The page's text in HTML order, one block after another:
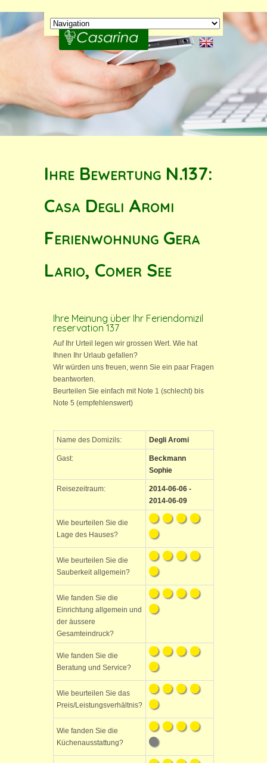
Ihre Bewertung N.137:
Casa Degli Aromi
Ferienwohnung Gera
Lario, Comer See
Ihre Meinung über Ihr Feriendomizil
reservation 137
Auf Ihr Urteil legen wir grossen Wert. Wie hat
Ihnen Ihr Urlaub gefallen?
Wir würden uns freuen, wenn Sie ein paar Fragen
beantworten.
Beurteilen Sie einfach mit Note 1 (schlecht) bis
Note 5 (empfehlenswert)
Name des Domizils: Degli Aromi
Gast:
Beckmann
Sophie
Reisezeitraum:
2014-06-06 -
2014-06-09
Wie beurteilen Sie die
Lage des Hauses?
Wie beurteilen Sie die
Sauberkeit allgemein?
Wie fanden Sie die
Einrichtung allgemein und
der äussere
Gesamteindruck?
Wie fanden Sie die
Beratung und Service?
Wie beurteilen Sie das
Preis/Leistungsverhältnis?
Wie fanden Sie die
Küchenausstattung?